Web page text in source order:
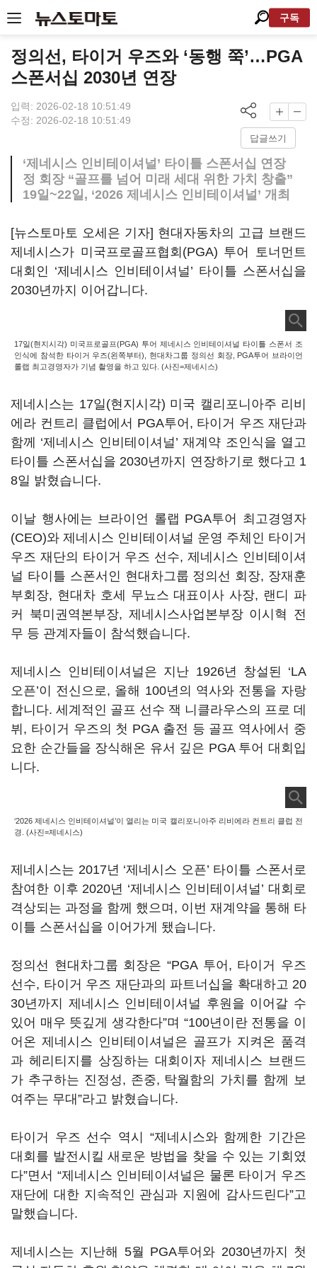
구독
정의선, 타이거 우즈와 ‘동행 쭉’…PGA
스폰서십 2030년 연장
입력: 2026-02-18 10:51:49
수정: 2026-02-18 10:51:49
답글쓰기
‘제네시스 인비테이셔널’ 타이틀 스폰서십 연장
정 회장 “골프를 넘어 미래 세대 위한 가치 창출”
19일~22일, ‘2026 제네시스 인비테이셔널’ 개최
[뉴스토마토 오세은 기자] 현대자동차의 고급 브랜드
제네시스가 미국프로골프협회(PGA) 투어 토너먼트
대회인 ‘제네시스 인비테이셔널’ 타이틀 스폰서십을
2030년까지 이어갑니다.
17일(현지시각) 미국프로골프(PGA) 투어 제네시스 인비테이셔널 타이틀 스폰서 조
인식에 참석한 타이거 우즈(왼쪽부터), 현대차그룹 정의선 회장, PGA투어 브라이언
롤랩 최고경영자가 기념 촬영을 하고 있다. (사진=제네시스)
제네시스는 17일(현지시각) 미국 캘리포니아주 리비
에라 컨트리 클럽에서 PGA투어, 타이거 우즈 재단과
함께 ‘제네시스 인비테이셔널’ 재계약 조인식을 열고
타이틀 스폰서십을 2030년까지 연장하기로 했다고 1
8일 밝혔습니다.
이날 행사에는 브라이언 롤랩 PGA투어 최고경영자
(CEO)와 제네시스 인비테이셔널 운영 주체인 타이거
우즈 재단의 타이거 우즈 선수, 제네시스 인비테이셔
널 타이틀 스폰서인 현대차그룹 정의선 회장, 장재훈
부회장, 현대차 호세 무뇨스 대표이사 사장, 랜디 파
커 북미권역본부장, 제네시스사업본부장 이시혁 전
무 등 관계자들이 참석했습니다.
제네시스 인비테이셔널은 지난 1926년 창설된 ‘LA
오픈’이 전신으로, 올해 100년의 역사와 전통을 자랑
합니다. 세계적인 골프 선수 잭 니클라우스의 프로 데
뷔, 타이거 우즈의 첫 PGA 출전 등 골프 역사에서 중
요한 순간들을 장식해온 유서 깊은 PGA 투어 대회입
니다.
‘2026 제네시스 인비테이셔널’이 열리는 미국 캘리포니아주 리비에라 컨트리 클럽 전
경. (사진=제네시스)
제네시스는 2017년 ‘제네시스 오픈’ 타이틀 스폰서로
참여한 이후 2020년 ‘제네시스 인비테이셔널’ 대회로
격상되는 과정을 함께 했으며, 이번 재계약을 통해 타
이틀 스폰서십을 이어가게 됐습니다.
정의선 현대차그룹 회장은 “PGA 투어, 타이거 우즈
선수, 타이거 우즈 재단과의 파트너십을 확대하고 20
30년까지 제네시스 인비테이셔널 후원을 이어갈 수
있어 매우 뜻깊게 생각한다”며 “100년이란 전통을 이
어온 제네시스 인비테이셔널은 골프가 지켜온 품격
과 헤리티지를 상징하는 대회이자 제네시스 브랜드
가 추구하는 진정성, 존중, 탁월함의 가치를 함께 보
여주는 무대”라고 밝혔습니다.
타이거 우즈 선수 역시 “제네시스와 함께한 기간은
대회를 발전시킬 새로운 방법을 찾을 수 있는 기회였
다”면서 “제네시스 인비테이셔널은 물론 타이거 우즈
재단에 대한 지속적인 관심과 지원에 감사드린다”고
말했습니다.
제네시스는 지난해 5월 PGA투어와 2030년까지 첫